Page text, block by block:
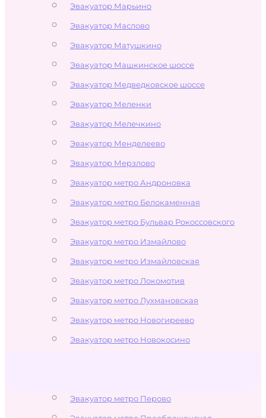
Эвакуатор Марьино
Эвакуатор Маслово
Эвакуатор Матушкино
Эвакуатор Машкинское шоссе
Эвакуатор Медведковское шоссе
Эвакуатор Меленки
Эвакуатор Мелечкино
Эвакуатор Менделеево
Эвакуатор Мерзлово
Эвакуатор метро Андроновка
Эвакуатор метро Белокаменная
Эвакуатор метро Бульвар Рокоссовского
Эвакуатор метро Измайлово
Эвакуатор метро Измайловская
Эвакуатор метро Локомотив
Эвакуатор метро Лухмановская
Эвакуатор метро Новогиреево
Эвакуатор метро Новокосино
Эвакуатор метро Перово